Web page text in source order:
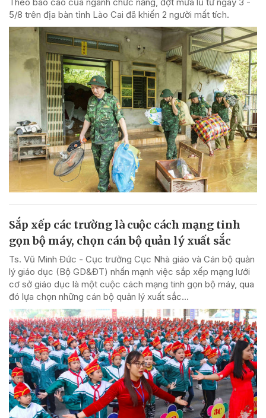
Theo báo cáo của ngành chức năng, đợt mưa lũ từ ngày 3 -
5/8 trên địa bàn tỉnh Lào Cai đã khiến 2 người mất tích.
Sắp xếp các trường là cuộc cách mạng tinh
gọn bộ máy, chọn cán bộ quản lý xuất sắc
Ts. Vũ Minh Đức - Cục trưởng Cục Nhà giáo và Cán bộ quản
lý giáo dục (Bộ GD&ĐT) nhấn mạnh việc sắp xếp mạng lưới
cơ sở giáo dục là một cuộc cách mạng tinh gọn bộ máy, qua
đó lựa chọn những cán bộ quản lý xuất sắc...